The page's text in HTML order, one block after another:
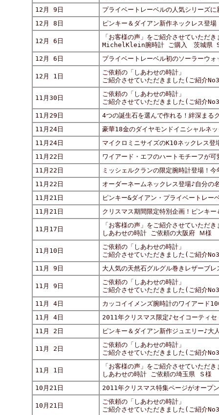
12月 9日
プライベートレーベルの人気シリーズ
12月 8日
ピンキー＆ダイアン新作ネックレス登
12月 6日
「お客様の声」をご紹介させていただき
MichelKlein腕時計 ご購入 茨城県
12月 6日
プライベートレーベル初のソーラーウ
12月 1日
ご依頼の「しあわせの時計」
ご紹介させていただきました(ご紹介
11月30日
ご依頼の「しあわせの時計」
ご紹介させていただきました(ご紹介
11月29日
4つの誕生石を選んで作れる！絆深まる
11月24日
豪華18金のダイヤモンドイニシャルネ
11月24日
マイクロミニサイズのK10ネックレス登
11月22日
ワイアード・エフのハートモチーフが
11月22日
ミッシェルクランの限定腕時計登場！
11月22日
オーダーネームネックレス登場♪自分の
11月21日
ピンキー&ダイアン ・ プライベートレー
11月21日
クリスマス期間限定特別企画！ピンキ
11月17日
「お客様の声」をご紹介させていただき
しあわせの時計 ご依頼の大阪府 Ｍ様
11月10日
ご依頼の「しあわせの時計」
ご紹介させていただきました(ご紹介
11月 9日
大人気の天然石グルグル巻きレザーブ
11月 9日
ご依頼の「しあわせの時計」
ご紹介させていただきました(ご紹介
11月 4日
カッコイイメンズ腕時計のワイアード
11月 4日
2011年クリスマス限定♪セイコーティ
11月 2日
ピンキー＆ダイアン新作ジュエリー♪大
11月 2日
ご依頼の「しあわせの時計」
ご紹介させていただきました(ご紹介
11月 1日
「お客様の声」をご紹介させていただき
しあわせの時計 ご依頼の埼玉県 Ｓ様
10月21日
2011年クリスマス特集ページがオープ
10月21日
ご依頼の「しあわせの時計」
ご紹介させていただきました(ご紹介